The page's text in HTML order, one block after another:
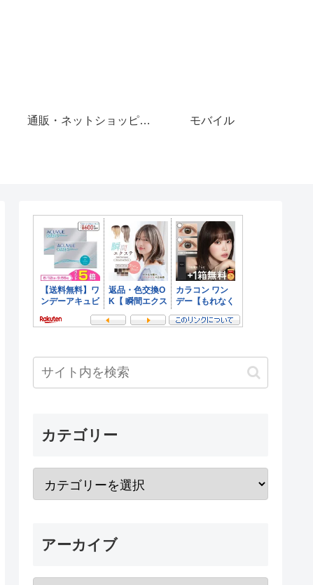
通販・ネットショッピング モバイル
カテゴリー
アーカイブ